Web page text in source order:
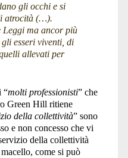
gli occhi e si
atrocità (…).
Leggi ma ancor più
esseri viventi, di
allevati per
“molti professionisti” che
Green Hill ritiene
della collettività” sono
e non concesso che vi
della collettività
come si può